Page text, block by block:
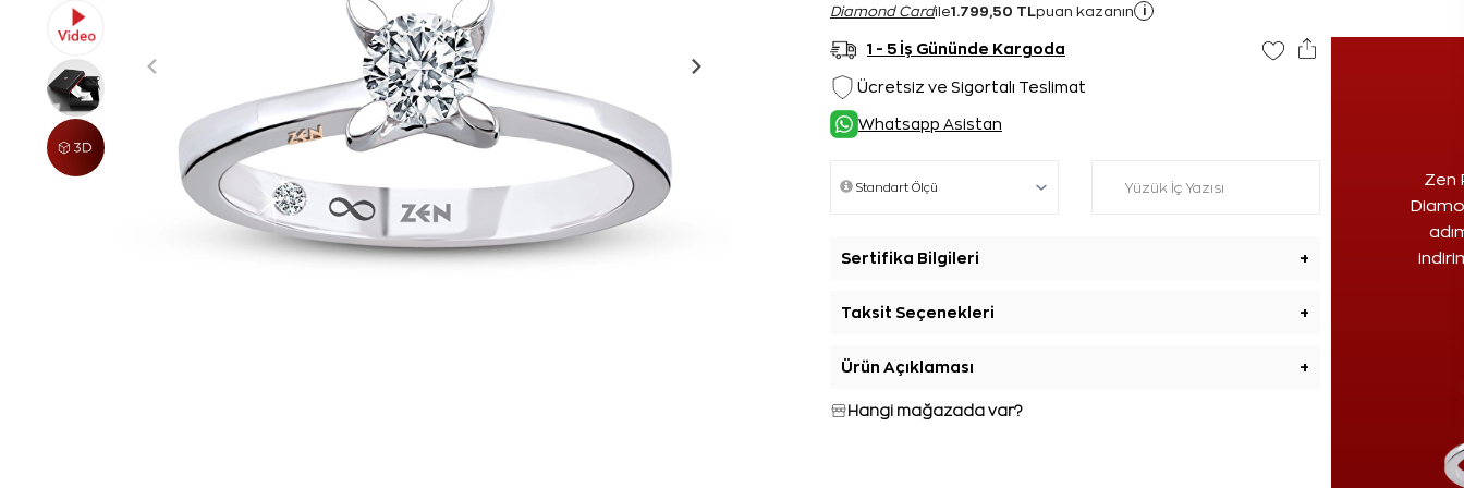
Diamond Cardile1.799,50 TL puan kazanın i
Zen
1 - 5 İş Gününde Kargoda
Ücretsiz ve Sigortalı Teslimat
Whatsapp Asistan
Sertifika Bilgileri +
Taksit Seçenekleri +
Ürün Açıklaması +
Hangi mağazada var?